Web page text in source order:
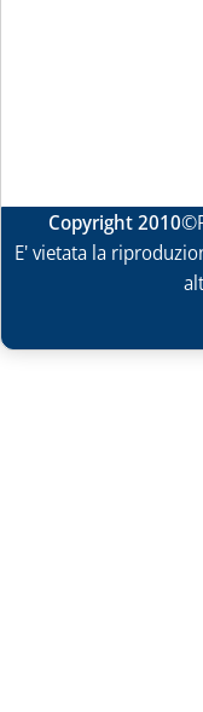
Copyright 2010
E' vietata la